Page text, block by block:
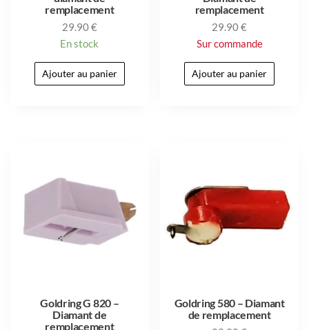
remplacement
29.90€
En stock
Ajouter au panier
remplacement
29.90€
Sur commande
Ajouter au panier
Goldring G 820 –
Diamant de
remplacement
Goldring 580 – Diamant
de remplacement